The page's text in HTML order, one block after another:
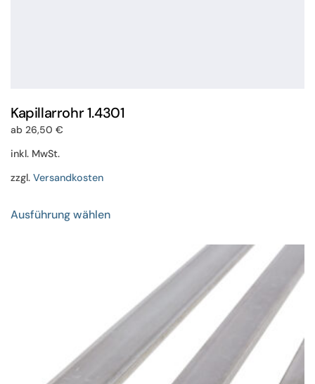
Kapillarrohr 1.4301
ab 26,50 €
inkl. MwSt.
zzgl. Versandkosten
Ausführung wählenProdukt
Optionen
der